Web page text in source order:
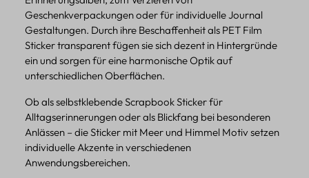
Geschenkverpackungen oder für individuelle Journal
Gestaltungen. Durch ihre Beschaffenheit als PET Film
Sticker transparent fügen sie sich dezent in Hintergründe
ein und sorgen für eine harmonische Optik auf
unterschiedlichen Oberflächen.
Ob als selbstklebende Scrapbook Sticker für
Alltagserinnerungen oder als Blickfang bei besonderen
Anlässen – die Sticker mit Meer und Himmel Motiv setzen
individuelle Akzente in verschiedenen
Anwendungsbereichen.